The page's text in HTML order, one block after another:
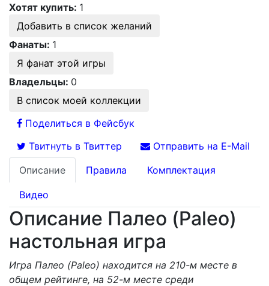
Хотят купить: 1
Добавить в список желаний
Фанаты: 1
Я фанат этой игры
Владельцы: 0
В список моей коллекции
Поделиться в Фейсбук
Твитнуть в Твиттер
Отправить на E-Mail
Описание
Правила Комплектация
Видео
Описание Палео (Paleo)
настольная игра
Игра Палео (Paleo) находится на 210-м месте в
общем рейтинге, на 52-м месте среди